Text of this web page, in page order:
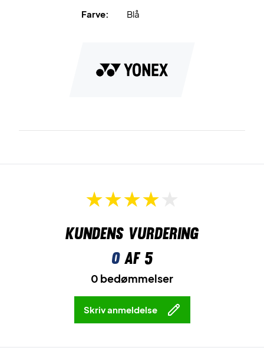
Farve:
Blå
Kundens vurdering
0af 5
0 bedømmelser
Skriv anmeldelse